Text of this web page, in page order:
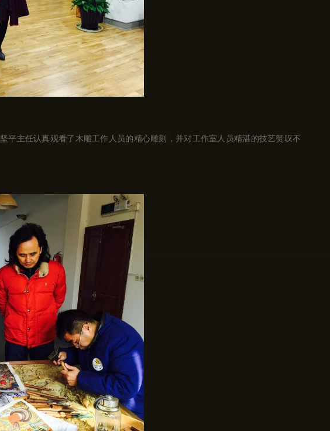
平主任认真观看了木雕工作人员的精心雕刻，并对工作室人员精湛的技艺赞叹不